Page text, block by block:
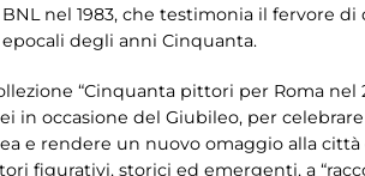
nel 1983, che testimonia il fervore
degli anni Cinquanta.
“Cinquanta pittori per Roma
in occasione del Giubileo, per
e rendere un nuovo omaggio alla
figurativi, storici ed emergenti, a